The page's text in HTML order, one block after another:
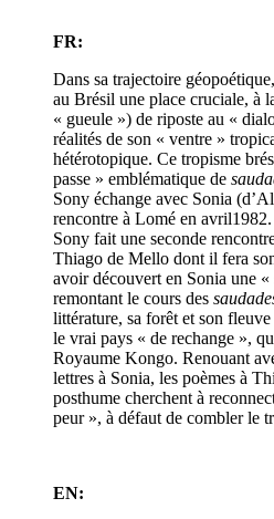
FR:
Dans sa trajectoire
au Brésil une place cruciale, à
« gueule ») de riposte au «
réalités de son « ventre »
hétérotopique. Ce tropisme
passe » emblématique de
Sony échange avec Sonia
rencontre à Lomé en
Sony fait une seconde
Thiago de Mello dont il fera
avoir découvert en Sonia une
remontant le cours des
littérature, sa forêt et son
le vrai pays « de rechange »,
Royaume Kongo. Renouant
lettres à Sonia, les poèmes à
posthume cherchent à
peur », à défaut de combler le
EN: